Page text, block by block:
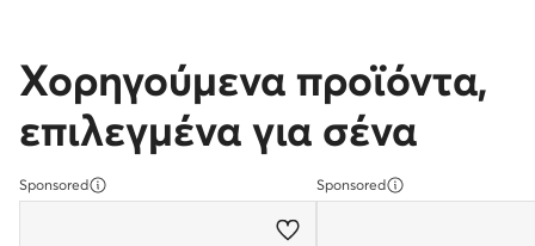
Χορηγούμενα προϊόντα,
επιλεγμένα για σένα
Sponsored Sponsored